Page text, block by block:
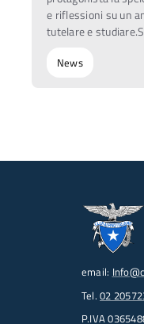
e riflessioni su un
tutelare e
News
email:
Tel. 02
P.IVA